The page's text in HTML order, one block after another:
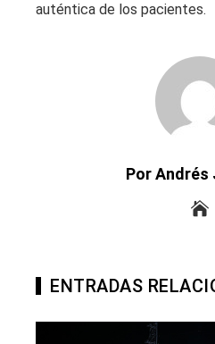
auténtica de los pacientes.
Por Andrés
ENTRADAS